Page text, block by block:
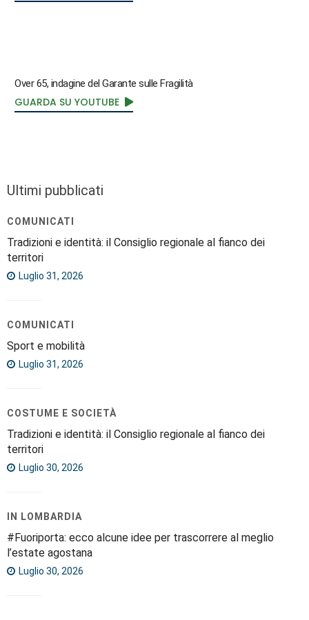
Over 65, indagine del Garante sulle Fragilità
GUARDA SU YOUTUBE
Ultimi pubblicati
COMUNICATI
Tradizioni e identità: il Consiglio regionale al fianco dei
territori
Luglio 31, 2026
COMUNICATI
Sport e mobilità
Luglio 31, 2026
COSTUME E SOCIETÀ
Tradizioni e identità: il Consiglio regionale al fianco dei
territori
Luglio 30, 2026
IN LOMBARDIA
#Fuoriporta: ecco alcune idee per trascorrere al meglio
l’estate agostana
Luglio 30, 2026